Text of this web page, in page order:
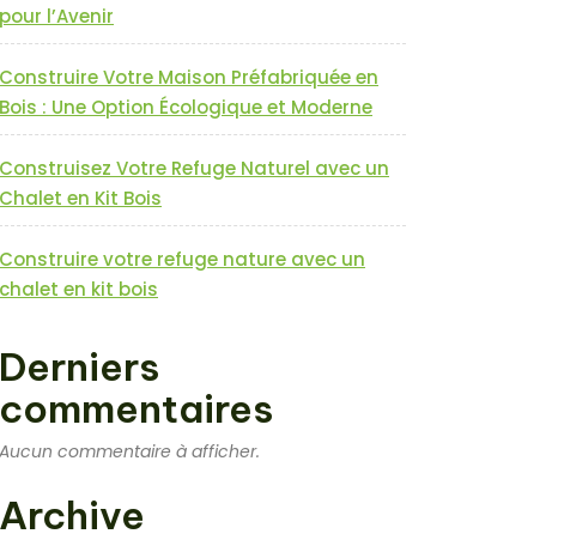
pour l’Avenir
Construire Votre Maison Préfabriquée en
Bois : Une Option Écologique et Moderne
Construisez Votre Refuge Naturel avec un
Chalet en Kit Bois
Construire votre refuge nature avec un
chalet en kit bois
Derniers
commentaires
Aucun commentaire à afficher.
Archive